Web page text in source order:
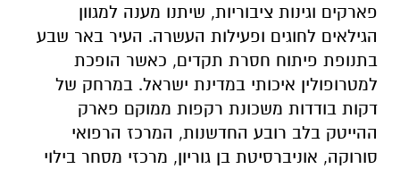
פארקים וגינות ציבוריות, שיתנו מענה למגוון
הגילאים לחוגים ופעילות העשרה. העיר באר שבע
בתנופת פיתוח חסרת תקדים, כאשר הופכת
למטרופולין איכותי במדינת ישראל. במרחק של
דקות בודדות משכונת רקפות ממוקם פארק
ההייטק בלב רובע החדשנות, המרכז הרפואי
סורוקה, אוניברסיטת בן גוריון, מרכזי מסחר בילוי